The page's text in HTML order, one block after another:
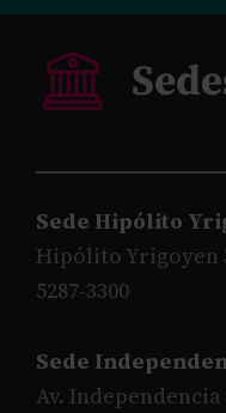
Sede Hipólito
Hipólito Yrigoyen
5287-3300
Sede
Av. Independencia